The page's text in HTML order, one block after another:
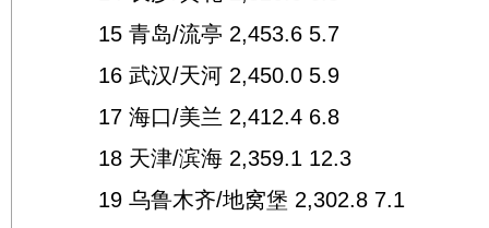
15 青岛/流亭 2,453.6 5.7
16 武汉/天河 2,450.0 5.9
17 海口/美兰 2,412.4 6.8
18 天津/滨海 2,359.1 12.3
19 乌鲁木齐/地窝堡 2,302.8 7.1